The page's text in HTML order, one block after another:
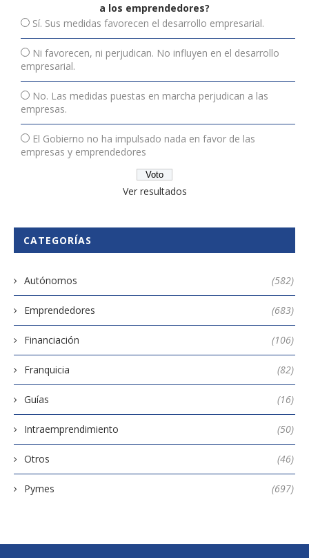
a los emprendedores?
Sí. Sus medidas favorecen el desarrollo empresarial.
Ni favorecen, ni perjudican. No influyen en el desarrollo
empresarial.
No. Las medidas puestas en marcha perjudican a las
empresas.
El Gobierno no ha impulsado nada en favor de las
empresas y emprendedores
Ver resultados
CATEGORÍAS
Autónomos (582)
Emprendedores (683)
Financiación (106)
Franquicia (82)
Guías (16)
Intraemprendimiento (50)
Otros (46)
Pymes (697)